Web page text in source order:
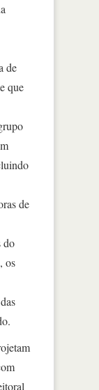
de
que
de
do
os